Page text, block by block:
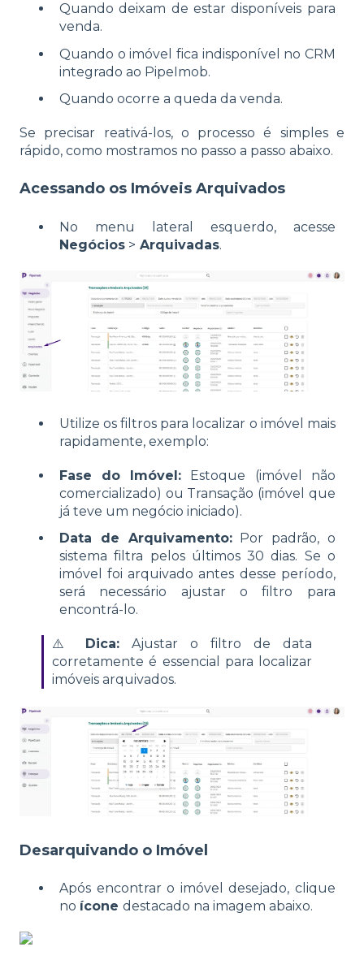
Quando deixam de estar disponíveis para
venda.
Quando o imóvel fica indisponível no CRM
integrado ao PipeImob.
Quando ocorre a queda da venda.
Se precisar reativá-los, o processo é simples e
rápido, como mostramos no passo a passo abaixo.
Acessando os Imóveis Arquivados
No menu lateral esquerdo, acesse
Negócios > Arquivadas.
Utilize os filtros para localizar o imóvel mais
rapidamente, exemplo:
Fase do Imóvel: Estoque (imóvel não
comercializado) ou Transação (imóvel que
já teve um negócio iniciado).
Data de Arquivamento:Por padrão, o
sistema filtra pelos últimos 30 dias. Se o
imóvel foi arquivado antes desse período,
será necessário ajustar o filtro para
encontrá-lo.
⚠️ Dica: Ajustar o filtro de data
corretamente é essencial para localizar
imóveis arquivados.
Desarquivando o Imóvel
Após encontrar o imóvel desejado, clique
no ícone destacado na imagem abaixo.